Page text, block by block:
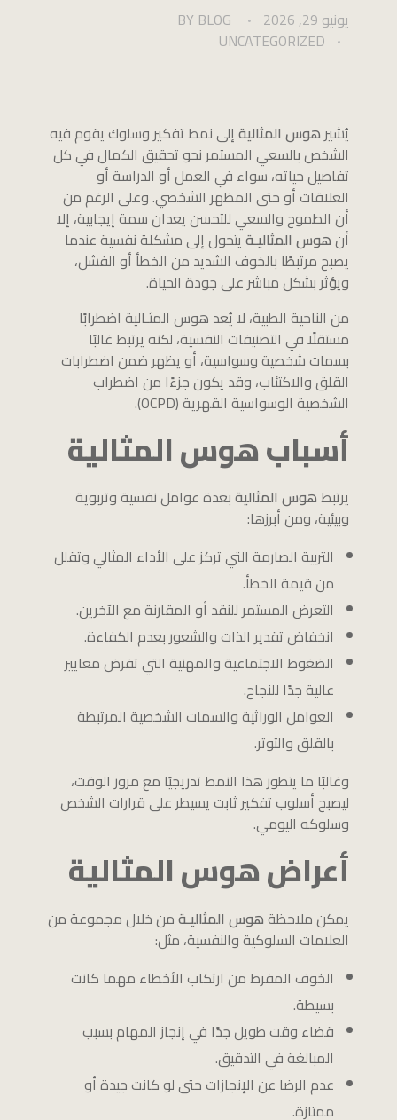
يونيو 29, 2026 BY BLOG
UNCATEGORIZED
يُشير هوس المثاليةإلى نمط تفكير وسلوك يقوم فيه
الشخص بالسعي المستمر نحو تحقيق الكمال في كل
تفاصيل حياته، سواء في العمل أو الدراسة أو
العلاقات أو حتى المظهر الشخصي. وعلى الرغم من
أن الطموح والسعي للتحسن يعدان سمة إيجابية، إلا
أنهوس المثاليـةيتحول إلى مشكلة نفسية عندما
يصبح مرتبطًا بالخوف الشديد من الخطأ أو الفشل،
ويؤثر بشكل مباشر على جودة الحياة.
من الناحية الطبية، لا يُعد هوس المثـالية اضطرابًا
مستقلًا في التصنيفات النفسية، لكنه يرتبط غالبًا
بسمات شخصية وسواسية، أو يظهر ضمن اضطرابات
القلق والاكتئاب، وقد يكون جزءًا من اضطراب
الشخصية الوسواسية القهرية (OCPD).
أسباب هوس المثالية
يرتبطهوس المثاليةبعدة عوامل نفسية وتربوية
وبيئية، ومن أبرزها:
التربية الصارمة التي تركز على الأداء المثالي وتقلل
من قيمة الخطأ.
التعرض المستمر للنقد أو المقارنة مع الآخرين.
انخفاض تقدير الذات والشعور بعدم الكفاءة.
الضغوط الاجتماعية والمهنية التي تفرض معايير
عالية جدًا للنجاح.
العوامل الوراثية والسمات الشخصية المرتبطة
بالقلق والتوتر.
وغالبًا ما يتطور هذا النمط تدريجيًا مع مرور الوقت،
ليصبح أسلوب تفكير ثابت يسيطر على قرارات الشخص
وسلوكه اليومي.
أعراض هوس المثالية
يمكن ملاحظةهوس المثاليـةمن خلال مجموعة من
العلامات السلوكية والنفسية، مثل:
الخوف المفرط من ارتكاب الأخطاء مهما كانت
بسيطة.
قضاء وقت طويل جدًا في إنجاز المهام بسبب
المبالغة في التدقيق.
عدم الرضا عن الإنجازات حتى لو كانت جيدة أو
ممتازة.